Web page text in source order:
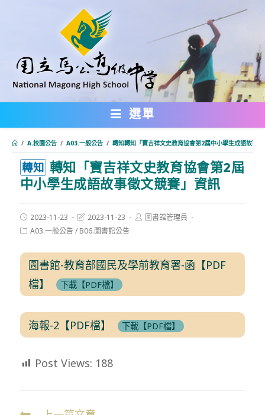
內
選單
/ A.校園公告 / A03.一般公告 / 轉知轉知「寶吉祥文史教育協會第2屆中小學生成語故事
轉知 轉知「寶吉祥文史教育協會第2屆
中小學生成語故事徵文競賽」資訊
Post
published:
2023-11-23
Post
modified:
2023-11-23
Post圖書館管理員
PostA03.一般公告/ B06.圖書館公告
圖書館-教育部國民及學前教育署-函【PDF
檔】
下載【PDF檔】
海報-2【PDF檔】 下載【PDF檔】
Post Views: 188